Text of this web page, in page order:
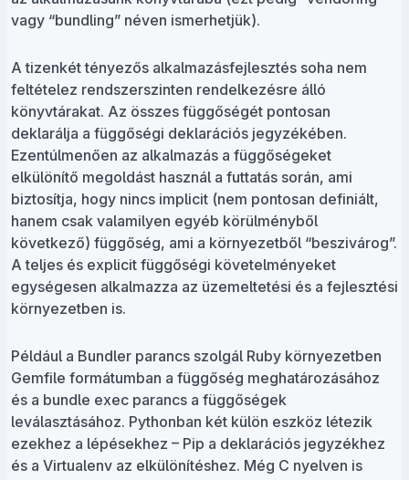
vagy “bundling” néven ismerhetjük).
A tizenkét tényezős alkalmazásfejlesztés soha nem
feltételez rendszerszinten rendelkezésre álló
könyvtárakat. Az összes függőségét pontosan
deklarálja a függőségi deklarációs jegyzékében.
Ezentúlmenően az alkalmazás a függőségeket
elkülönítő megoldást használ a futtatás során, ami
biztosítja, hogy nincs implicit (nem pontosan definiált,
hanem csak valamilyen egyéb körülményből
következő) függőség, ami a környezetből “beszivárog”.
A teljes és explicit függőségi követelményeket
egységesen alkalmazza az üzemeltetési és a fejlesztési
környezetben is.
Például a Bundler parancs szolgál Ruby környezetben
Gemfile formátumban a függőség meghatározásához
és a bundle exec parancs a függőségek
leválasztásához. Pythonban két külön eszköz létezik
ezekhez a lépésekhez – Pip a deklarációs jegyzékhez
és a Virtualenv az elkülönítéshez. Még C nyelven is